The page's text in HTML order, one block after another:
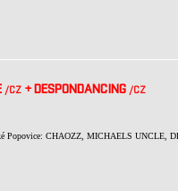
/CZ +DESPONDANCING /CZ
Popovice: CHAOZZ, MICHAELS UNCLE,